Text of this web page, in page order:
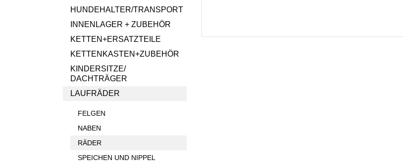
HUNDEHALTER/TRANSPORT
INNENLAGER + ZUBEHÖR
KETTEN+ERSATZTEILE
KETTENKASTEN+ZUBEHÖR
KINDERSITZE/
DACHTRÄGER
LAUFRÄDER
FELGEN
NABEN
RÄDER
SPEICHEN UND NIPPEL